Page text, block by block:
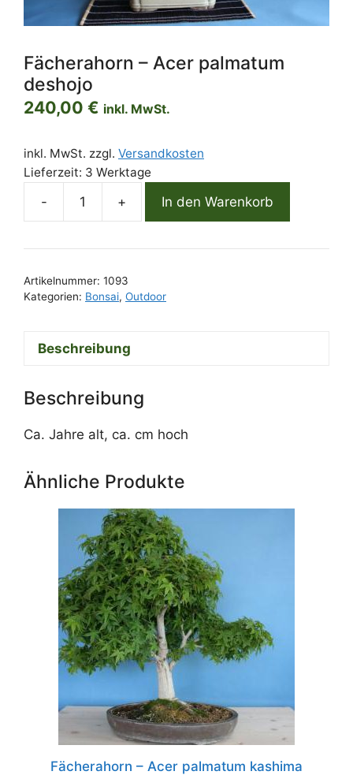
Fächerahorn – Acer palmatum
deshojo
240,00 € inkl. MwSt.
inkl. MwSt. zzgl. Versandkosten
Lieferzeit: 3 Werktage
-
Fächerahorn
Acer
deshojo
+ In den Warenkorb
Artikelnummer: 1093
Kategorien: Bonsai, Outdoor
Beschreibung
Beschreibung
Ca. Jahre alt, ca. cm hoch
Ähnliche Produkte
Fächerahorn – Acer palmatum kashima